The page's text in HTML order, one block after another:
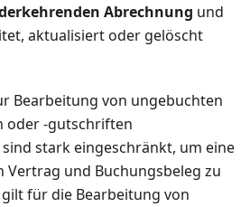
Abrechnung und
aktualisiert oder gelöscht
Bearbeitung von ungebuchten
oder -gutschriften
sind stark eingeschränkt, um eine
Vertrag und Buchungsbeleg zu
für die Bearbeitung von